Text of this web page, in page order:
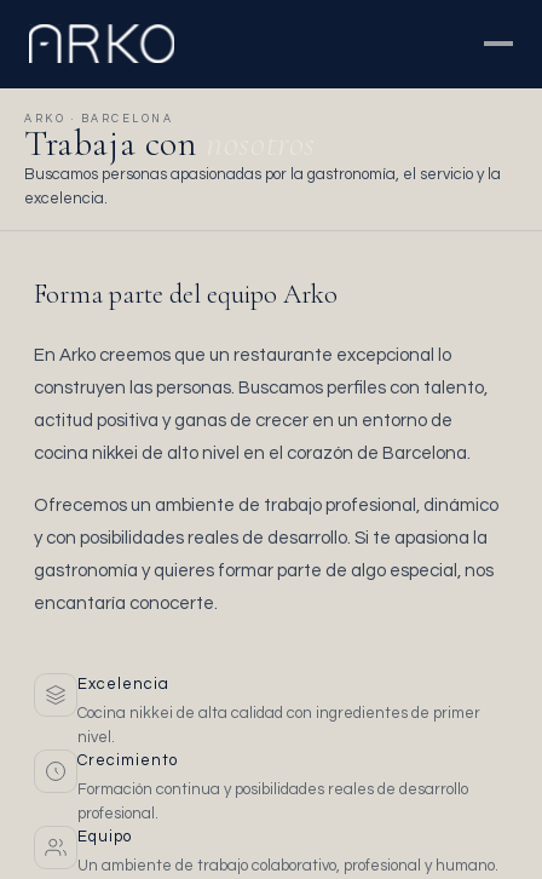
ARKO · BARCELONA
Trabaja con
Buscamos personas apasionadas por la gastronomía, el servicio y la
excelencia.
Forma parte del equipo Arko
En Arko creemos que un restaurante excepcional lo
construyen las personas. Buscamos perfiles con talento,
actitud positiva y ganas de crecer en un entorno de
cocina nikkei de alto nivel en el corazón de Barcelona.
Ofrecemos un ambiente de trabajo profesional, dinámico
y con posibilidades reales de desarrollo. Si te apasiona la
gastronomía y quieres formar parte de algo especial, nos
encantaría conocerte.
Excelencia
Cocina nikkei de alta calidad con ingredientes de primer
nivel.
Crecimiento
Formación continua y posibilidades reales de desarrollo
profesional.
Equipo
Un ambiente de trabajo colaborativo, profesional y humano.